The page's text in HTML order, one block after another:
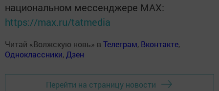
национальном мессенджере MАХ:
https://max.ru/tatmedia
Читай «Волжскую новь» в Телеграм, Вконтакте,
Одноклассники,Дзен
Перейти на страницу новости